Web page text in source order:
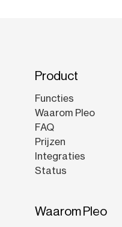
Product
Functies
Waarom Pleo
FAQ
Prijzen
Integraties
Status
Waarom Pleo